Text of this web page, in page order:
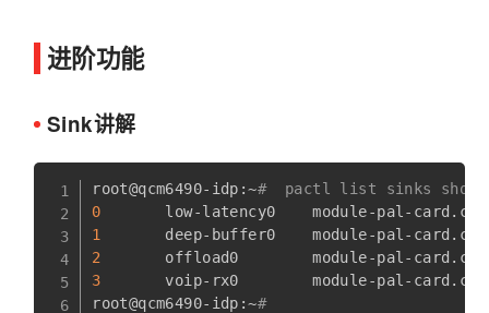
进阶功能
Sink讲解
root@qcm6490-idp:~#  pactl list sinks short
0
1
2
3
voip-rx0        module-pal-card.c
root@qcm6490-idp:~#